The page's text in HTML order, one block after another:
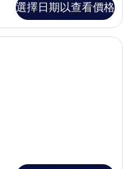
選擇日期以查看價格
, 1 張特大雙人床 | 客房內保